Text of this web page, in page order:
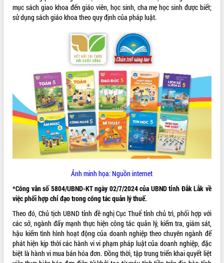
ĐIỂM TIN VĂN BẢN
VIDEO
Không có file video nào để phát.
mục sách giao khoa đến giáo viên, học sinh, cha mẹ học sinh được biết;
sử dụng sách giáo khoa theo quy định của pháp luật.
Ảnh minh họa: Nguồn internet
*Công văn số 5804/UBND-KT ngày 02/7/2024 của UBND tỉnh Đắk Lắk về
việc phối hợp chỉ đạo trong công tác quản lý thuế.
Theo đó, Chủ tịch UBND tỉnh đề nghị Cục Thuế tỉnh chủ trì, phối hợp với
các sở, ngành đẩy mạnh thực hiện công tác quản lý, kiểm tra, giám sát,
hậu kiểm tình hình hoạt động của doanh nghiệp theo chuyên ngành để
phát hiện kịp thời các hành vi vi phạm pháp luật của doanh nghiệp, đặc
biệt là hành vi mua bán hóa đơn. Đồng thời, tập trung triển khai quyết liệt